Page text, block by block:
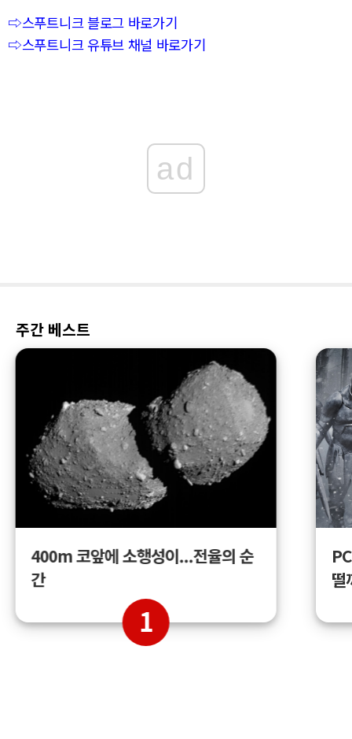
⇨스푸트니크 블로그 바로가기
⇨스푸트니크 유튜브 채널 바로가기
ad
주간 베스트
400m 코앞에 소행성이...전율의 순
간
1
떨